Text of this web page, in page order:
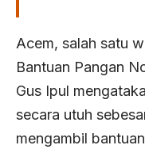
Acem, salah satu
Bantuan Pangan
Gus Ipul
secara utuh
mengambil